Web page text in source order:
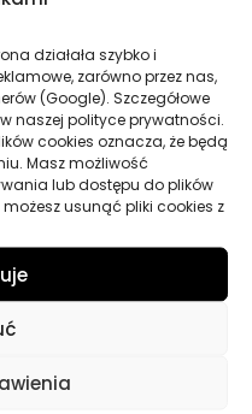
działała szybko i
zarówno przez nas,
(Google). Szczegółowe
naszej polityce prywatności.
cookies oznacza, że będą
Masz możliwość
lub dostępu do plików
usunąć pliki cookies z
MB 228.1